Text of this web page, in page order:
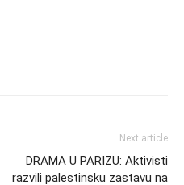
Next article
DRAMA U PARIZU: Aktivisti
razvili palestinsku zastavu na